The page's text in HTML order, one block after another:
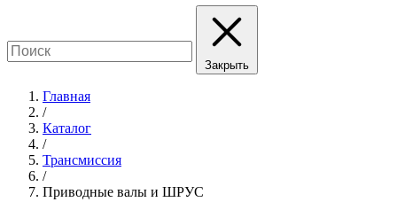
Закрыть
Главная
/
Каталог
/
Трансмиссия
/
Приводные валы и ШРУС